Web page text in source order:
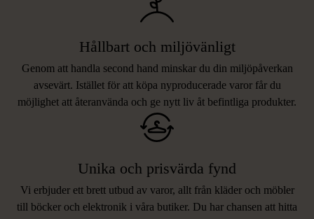
Hållbart och miljövänligt
Genom att handla second hand minskar du din miljöpåverkan
avsevärt. Istället för att köpa nyproducerade varor får du
möjlighet att återanvända och ge nytt liv åt befintliga produkter.
Unika och prisvärda fynd
Vi erbjuder ett brett utbud av varor, allt från kläder och möbler
till böcker och elektronik i våra butiker. Du har chansen att hitta
LIKNANDE PRODUKTER